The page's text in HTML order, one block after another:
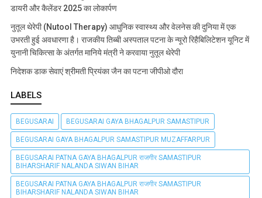
डायरी और कैलेंडर 2025 का लोकार्पण
नुतूल थेरेपी (Nutool Therapy) आधुनिक स्वास्थ्य और वेलनेस की दुनिया में एक
उभरती हुई अवधारणा है। राजकीय तिब्बी अस्पताल पटना के न्यूरो रिहैबिलिटेशन यूनिट में
युनानी चिकित्सा के अंतर्गत मानिये मंत्री ने करवाया नुतूल थेरेपी
निदेशक डाक सेवाएं श्रीमती प्रियंका जैन का पटना जीपीओ दौरा
LABELS
BEGUSARAI BEGUSARAI GAYA BHAGALPUR SAMASTIPUR
BEGUSARAI GAYA BHAGALPUR SAMASTIPUR MUZAFFARPUR
BEGUSARAI PATNA GAYA BHAGALPUR राजगीर SAMASTIPUR
BIHARSHARIF NALANDA SIWAN BIHAR
BEGUSARAI PATNA GAYA BHAGALPUR राजगीर SAMASTIPUR
BIHARSHARIF NALANDA SIWAN BIHAR